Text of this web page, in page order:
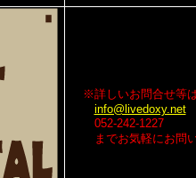
※詳しいお問合せ等
info@livedoxy.net
052-242-1227
までお気軽にお問